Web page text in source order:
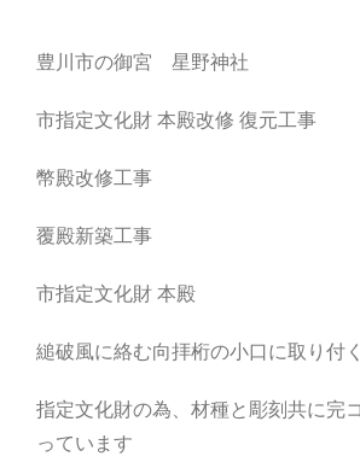
豊川市の御宮 星野神社
市指定文化財 本殿改修 復元工事
幣殿改修工事
覆殿新築工事
市指定文化財 本殿
縋破風に絡む向拝桁の小口に取り付
指定文化財の為、材種と彫刻共に完
っています